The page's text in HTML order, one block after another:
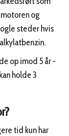
og
steder hvis
op imod 5 år -
holde 3
tid kun har